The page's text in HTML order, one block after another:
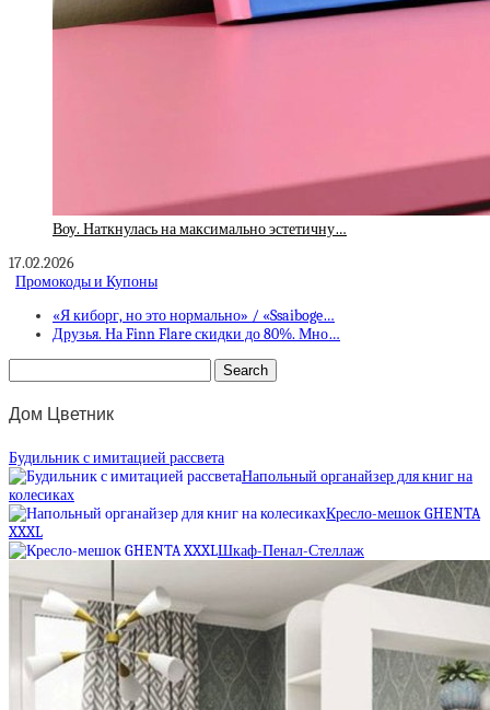
Воу. Наткнулась на максимально эстетичну…
17.02.2026
Промокоды и Купоны
«Я киборг, но это нормально» / «Ssaiboge…
Друзья. На Finn Flare скидки до 80%. Мно…
Дом Цветник
Будильник с имитацией рассвета
Напольный органайзер для книг на
колесиках
Кресло-мешок GHENTA
XXXL
Шкаф-Пенал-Стеллаж